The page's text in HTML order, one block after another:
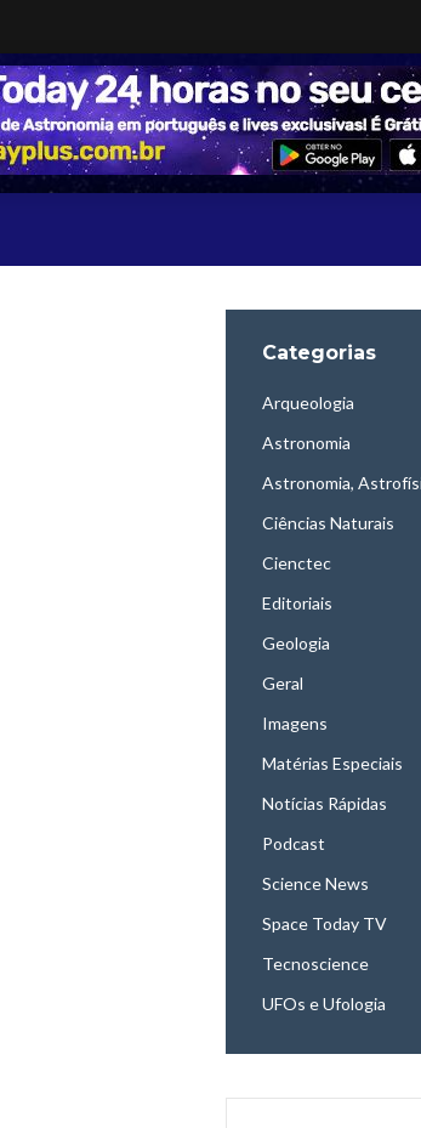
Categorias
Arqueologia
Astronomia
Astronomia,
Ciências Naturais
Cienctec
Editoriais
Geologia
Geral
Imagens
Matérias Especiais
Notícias Rápidas
Podcast
Science News
Space Today TV
Tecnoscience
UFOs e Ufologia